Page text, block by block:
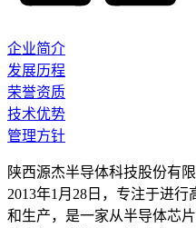
企业简介
发展历程
荣誉资质
技术优势
管理方针
陕西源杰半导体科技股份有
2013年1月28日，专注于进
和生产，是一家从半导体芯